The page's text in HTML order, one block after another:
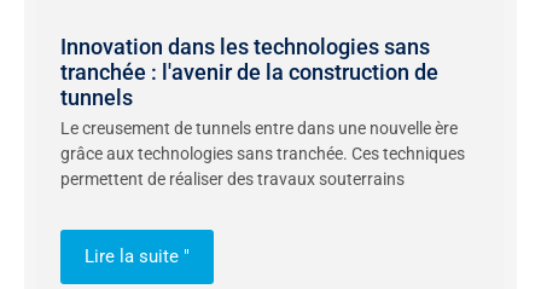
Innovation dans les technologies sans
tranchée : l'avenir de la construction de
tunnels
Le creusement de tunnels entre dans une nouvelle ère
grâce aux technologies sans tranchée. Ces techniques
permettent de réaliser des travaux souterrains
Lire la suite "